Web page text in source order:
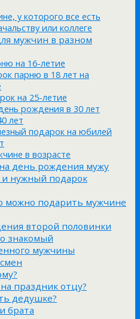
у которого все есть
или коллеге
мужчин в разном
на 16-летие
парню в 18 лет на
на 25-летие
рождения в 30 лет
лет
подарок на юбилей
в возрасте
день рождения мужу
и нужный подарок
можно подарить мужчине
второй половинки
знакомый
мужчины
праздник отцу?
дедушке?
брата